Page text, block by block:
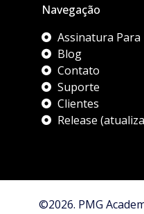
Navegação
Assinatura Para
Blog
Contato
Suporte
Clientes
Release
©2026. PMG